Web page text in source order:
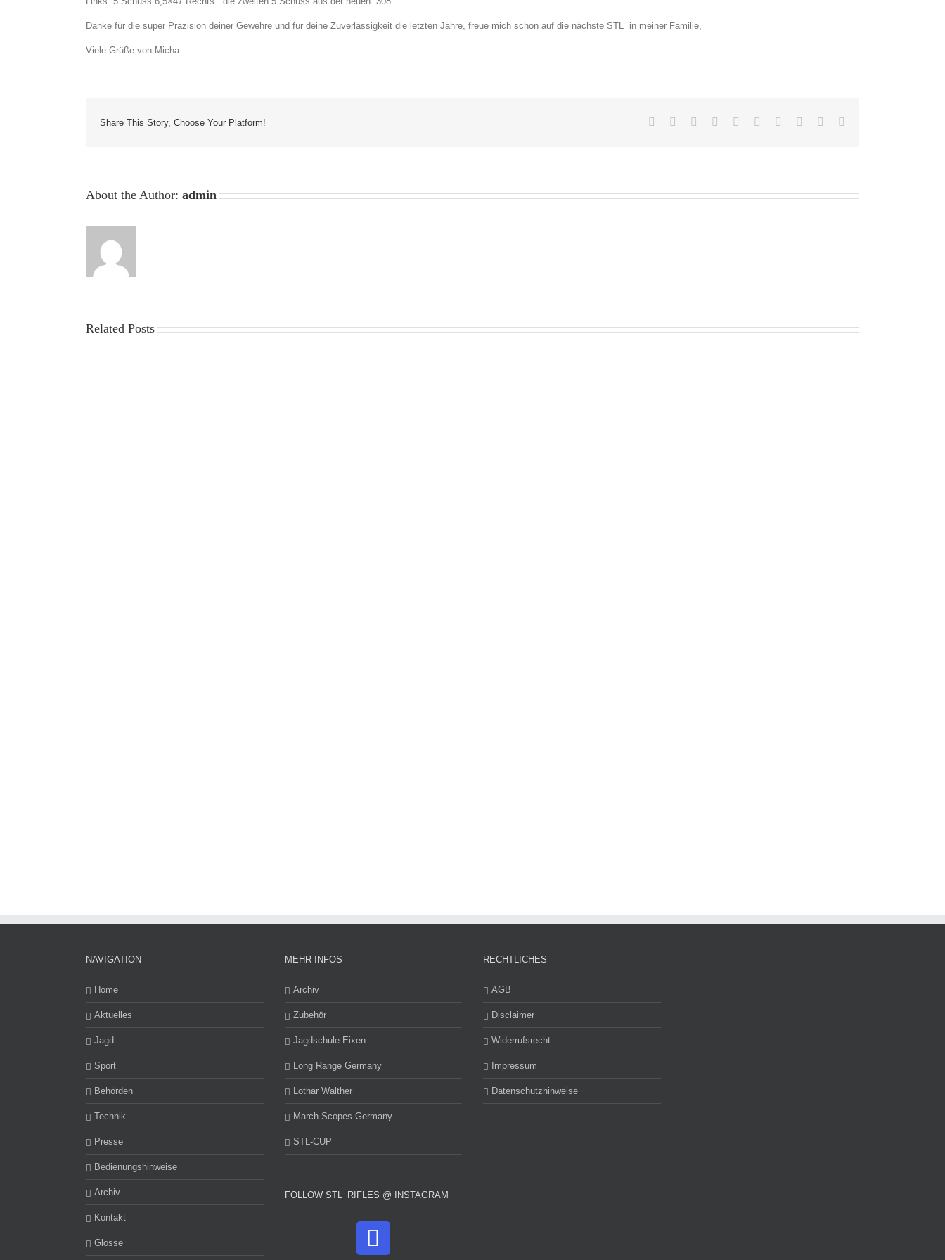
Danke für die super Präzision deiner Gewehre und für deine Zuverlässigkeit die letzten Jahre, freue mich schon auf die nächste STL in meiner Familie,
Viele Grüße von Micha
Share This Story, Choose Your Platform! Facebook
TwitterRedditLinkedInWhatsApp
TumblrPinterest Xing
About the Author: admin
Related Posts
NAVIGATION
Home
Aktuelles
Jagd
Sport
Behörden
Technik
Presse
Bedienungshinweise
Archiv
Kontakt
Glosse
MEHR INFOS
Archiv
Zubehör
Jagdschule Eixen
Long Range Germany
Lothar Walther
March Scopes Germany
STL-CUP
FOLLOW STL_RIFLES @ INSTAGRAM
RECHTLICHES
AGB
Disclaimer
Widerrufsrecht
Impressum
Datenschutzhinweise